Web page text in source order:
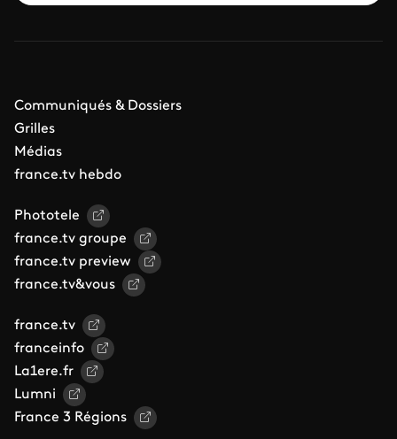
Communiqués & Dossiers
Grilles
Médias
france.tv hebdo
Phototele
france.tv groupe
france.tv preview
france.tv&vous
france.tv
franceinfo
La1ere.fr
Lumni
France 3 Régions